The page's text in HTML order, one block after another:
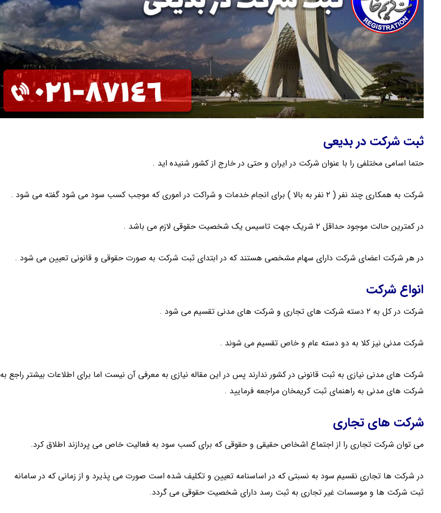
ثبت شرکت در بدیعی
حتما اسامی مختلفی را با عنوان شرکت در ایران و حتی در خارج از کشور شنیده اید .
شرکت به همکاری چند نفر ( ۲ نفر به بالا ) برای انجام خدمات و شراکت در اموری که موجب کسب سود می شود گفته می شود .
در کمترین حالت موجود حداقل ۲ شریک جهت تاسیس یک شخصیت حقوقی لازم می باشد .
در هر شرکت اعضای شرکت دارای سهام مشخصی هستند که در ابتدای ثبت شرکت به صورت حقوقی و قانونی تعیین می شود .
انواع شرکت
شرکت در کل به ۲ دسته شرکت های تجاری و شرکت های مدنی تقسیم می شود .
شرکت مدنی نیز کلا به دو دسته عام و خاص تقسیم می شوند .
شرکت های مدنی نیازی به ثبت قانونی در کشور ندارند پس در این مقاله نیازی به معرفی آن نیست اما برای اطلاعات بیشتر راجع به
شرکت های مدنی به راهنمای ثبت کریمخان مراجعه فرمایید .
شرکت های تجاری
می توان شرکت تجاری را از اجتماع اشخاص حقیقی و حقوقی که برای کسب سود به فعالیت خاص می پردازند اطلاق کرد.
در شرکت ها تجاری نقسیم سود به نسبتی که در اساسنامه تعیین و تکلیف شده است صورت می پذیرد و از زمانی که در سامانه
ثبت شرکت ها و موسسات غیر تجاری به ثبت رسد دارای شخصیت حقوقی می گردد.